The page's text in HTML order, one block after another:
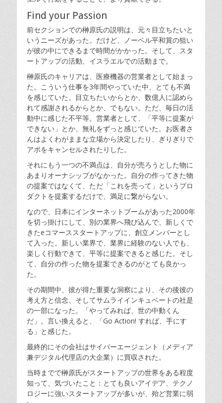
Find your Passion
前セクションでの榊原氏の説明は、元々目立ちたいと
いうニーズがあった。だけど、ノーベル平和賞の狙い
が彼の中にできるまで時間がかかった。そして、スタ
ートアップの活動、イスラエルでの活動まで。
榊原氏のキャリアは、医療機器の営業者として始まっ
た。こういう仕事を3年間やっていた中、とても不満
を感じていた。目立ちたいからとか、数億人に認めら
れて感謝されるからとか、でもない。ただ、毎日の活
動中に感じた不平等。営業者として、「平等に提案が
できない」とか、無礼をずっと感じていた。お医者さ
んはよくわがままな立場から決定したり、ぎりぎりで
アポをキャンセルされたりした。
それにもう一つの不満点は、自分が売ろうとした物に
あまりオーナシップがなかった。自分の作ってきた物
の提案ではなくて、ただ「これを売って」というプロ
ダクトを提案するだけで、満足に繋がらない。
なので、日本にインターネットブームがあった2000年
を切っ掛けにして、別の業界へ飛び込んで、新しくで
きたeコマーススタートアップに、創立メンバーとし
て入った。新しい業界で、業界に経験のない人でも、
楽しく行動できて、平等に提案できると感じた。そし
て、自分の作った物を提案できるのがとても良かっ
た。
その期間中、彼が得た重要な洞察により、その後彼の
考え方と信念、そしてサムライインキュベートの社是
の一部になった。「やってみれば、世の中動くん
だ」。言い換えると、「Go Action! すれば、手にす
る」と感じた。
最終的にその会社はサイバーエージェント（メディア
兼デジタル代理店の大企業）に買収された。
当時までで榊原氏がスタートアップの世界をある程度
知って、気づいたこと：とても良いアイデア、テクノ
ロジーに強いスタートアップが多いが、殆ど営業に弱